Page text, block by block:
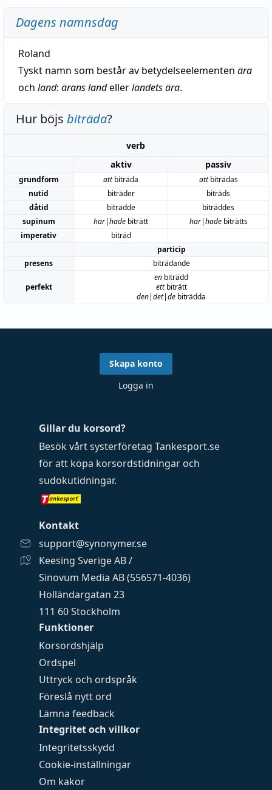
Dagens namnsdag
Roland
Tyskt namn som består av betydelseelementen ära
och land: ärans landellerlandets ära.
Hur böjs biträda?
verb
aktiv
passiv
grundform attbiträda attbiträdas
nutid
biträder
biträds
dåtid
biträdde
biträddes
supinum
har|hade biträtt har|hadebiträtts
imperativ
biträd
particip
presens
biträdande
perfekt
en biträdd
ettbiträtt
den|det|de biträdda
Funktioner
Korsordshjälp
Ordspel
Uttryck och ordspråk
Föreslå nytt ord
Lämna feedback
Integritet och villkor
Integritetsskydd
Cookie-inställningar
Om kakor
Gillar du korsord?
Besök vårt systerföretag Tankesport.se
för att köpa korsordstidningar och
sudokutidningar.
Kontakt
support@synonymer.se
Keesing Sverige AB /
Sinovum Media AB (556571-4036)
Holländargatan 23
111 60 Stockholm
Skapa konto
Logga in